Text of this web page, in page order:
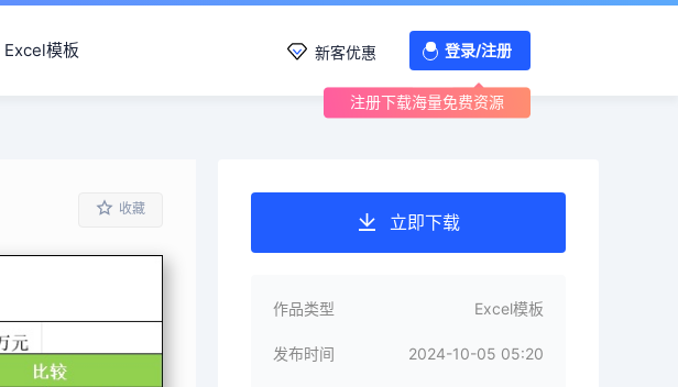
Excel模板 新客优惠 登录/注册
注册下载海量免费资源
收藏
立即下载
作品类型 Excel模板
发布时间 2024-10-05 05:20